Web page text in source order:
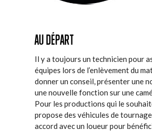
AU DÉPART
Il y a toujours un technicien pour
équipes lors de l’enlèvement du
donner un conseil, présenter une
une nouvelle fonction sur une
Pour les productions qui le
propose des véhicules de
accord avec un loueur pour